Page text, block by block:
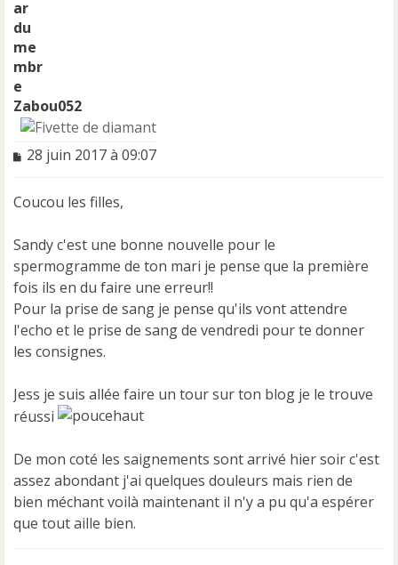
Zabou052
M
s
g
e
n
o
n
l
u
28 juin 2017 à 09:07
Coucou les filles,
Sandy c'est une bonne nouvelle pour le
spermogramme de ton mari je pense que la première
fois ils en du faire une erreur!!
Pour la prise de sang je pense qu'ils vont attendre
l'echo et le prise de sang de vendredi pour te donner
les consignes.
Jess je suis allée faire un tour sur ton blog je le trouve
réussi
De mon coté les saignements sont arrivé hier soir c'est
assez abondant j'ai quelques douleurs mais rien de
bien méchant voilà maintenant il n'y a pu qu'a espérer
que tout aille bien.